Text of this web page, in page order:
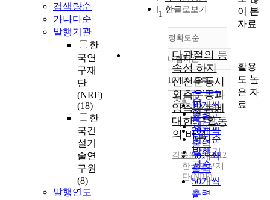
검색량순
가나다순
발행기관
한
국연
구재
단
(NRF)
(18)
한
국건
설기
술연
구원
(8)
발행연도
한글로보기
정확도순
정확도
순
인기도
순
연도순
제목순
저자순
발행기
관순
내림차순
내림차순
10개씩 출력
10개씩
출력
20개씩
출력
30개씩
출력
50개씩
출력
조회
1
다관절의 등
속성 하지
신전운동시
외측운동과
양측운동에
대한 근활동
의 비교
김용운
2012
한국연구재
단(NRF)
이 본
자료
활용
도 높
은 자
료